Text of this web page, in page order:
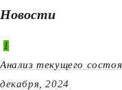
Новости
1
Анализ текущего
декабря, 2024